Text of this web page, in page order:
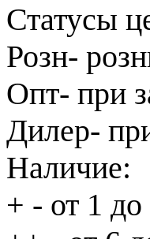
Статусы
Розн-
Опт- при
Дилер-
Наличие:
+ - от 1 до